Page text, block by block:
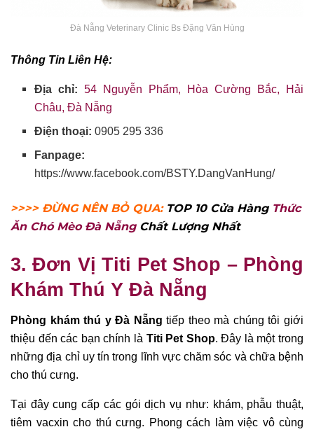
Đà Nẵng Veterinary Clinic Bs Đặng Văn Hùng
Thông Tin Liên Hệ:
Địa chỉ:
54 Nguyễn Phẩm, Hòa Cường Bắc, Hải
Châu, Đà Nẵng
Điện thoại: 0905 295 336
Fanpage:
https://www.facebook.com/BSTY.DangVanHung/
>>>> ĐỪNG NÊN BỎ QUA: TOP 10 Cửa Hàng Thức
Ăn Chó Mèo Đà Nẵng Chất Lượng Nhất
3. Đơn Vị Titi Pet Shop – Phòng
Khám Thú Y Đà Nẵng
Phòng khám thú y Đà Nẵng tiếp theo mà chúng tôi giới
thiệu đến các bạn chính là Titi Pet Shop. Đây là một trong
những địa chỉ uy tín trong lĩnh vực chăm sóc và chữa bệnh
cho thú cưng.
Tại đây cung cấp các gói dịch vụ như: khám, phẫu thuật,
tiêm vacxin cho thú cưng. Phong cách làm việc vô cùng